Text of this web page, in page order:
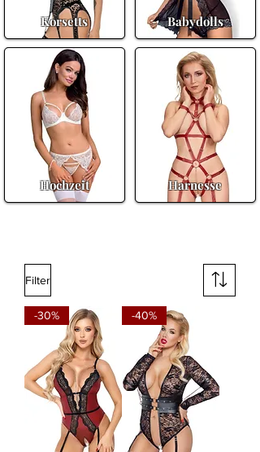
Korsetts Babydolls
Hochzeit Harnesse
Filter
-30% -40%